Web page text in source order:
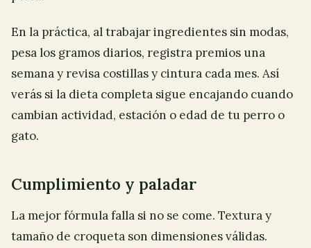
En la práctica, al trabajar ingredientes sin modas,
pesa los gramos diarios, registra premios una
semana y revisa costillas y cintura cada mes. Así
verás si la dieta completa sigue encajando cuando
cambian actividad, estación o edad de tu perro o
gato.
Cumplimiento y paladar
La mejor fórmula falla si no se come. Textura y
tamaño de croqueta son dimensiones válidas.